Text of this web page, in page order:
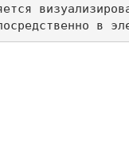
в